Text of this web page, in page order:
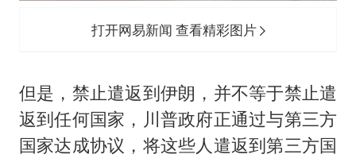
打开网易新闻 查看精彩图片
但是，禁止遣返到伊朗，并不等于禁止遣
返到任何国家，川普政府正通过与第三方
国家达成协议，将这些人遣返到第三方国